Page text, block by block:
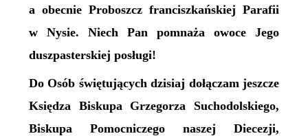
a obecnie Proboszcz franciszkańskiej Parafii
w Nysie. Niech Pan pomnaża owoce Jego
duszpasterskiej posługi!
Do Osób świętujących dzisiaj dołączam jeszcze
Księdza Biskupa Grzegorza Suchodolskiego,
Biskupa Pomocniczego naszej Diecezji,